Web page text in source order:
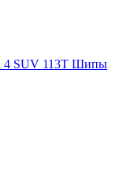
4 SUV 113T Шипы